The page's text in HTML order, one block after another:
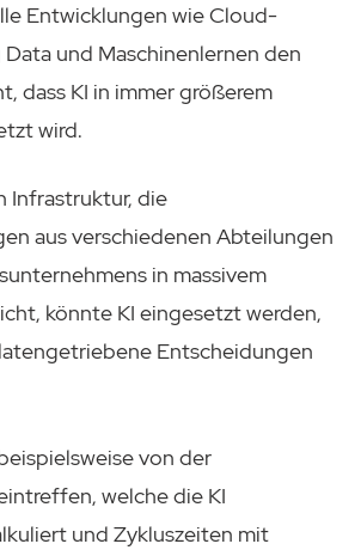
Entwicklungen wie Cloud-
und Maschinenlernen den
dass KI in immer größerem
wird.
Infrastruktur, die
aus verschiedenen Abteilungen
in massivem
könnte KI eingesetzt werden,
Entscheidungen
von der
welche die KI
und Zykluszeiten mit